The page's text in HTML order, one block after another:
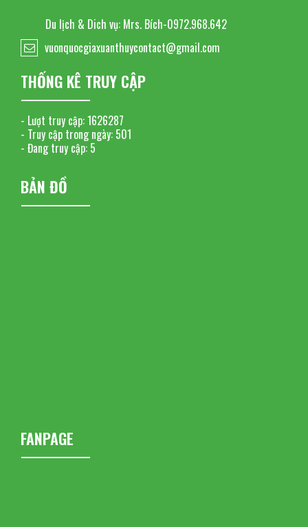
Du lịch & Dich vụ: Mrs. Bích-0972.968.642
vuonquocgiaxuanthuycontact@gmail.com
THỐNG KÊ TRUY CẬP
- Lượt truy cập:1626287
- Truy cập trong ngày: 501
- Đang truy cập: 5
BẢN ĐỒ
FANPAGE